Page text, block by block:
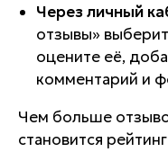
Через личный
отзывы»
оцените её,
комментарий и
Чем больше
становится